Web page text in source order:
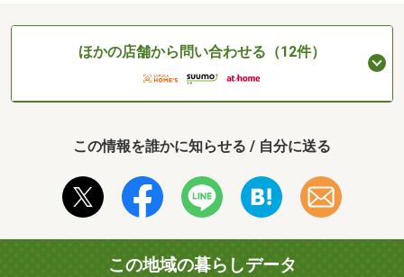
ほかの店舗から問い合わせる（12件）
この情報を誰かに知らせる / 自分に送る
この地域の暮らしデータ